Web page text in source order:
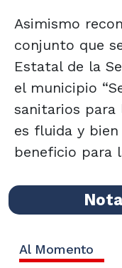
Asimismo
conjunto que
Estatal de la
el municipio
sanitarios para
es fluida y
beneficio para
Al Momento